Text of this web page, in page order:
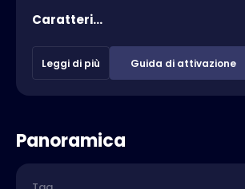
Caratteri...
Leggi di più Guida di attivazione
Panoramica